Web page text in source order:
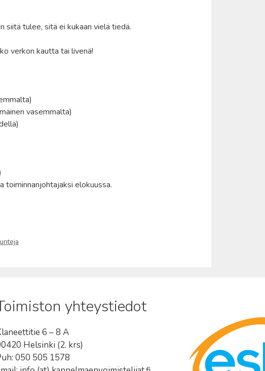
siitä tulee, sitä ei kukaan vielä tiedä.
verkon kautta tai livenä!
vasemmalta)
toiminnanjohtajaksi elokuussa.
yhteystiedot
6 – 8 A
Helsinki (2. krs)
050 505 1578